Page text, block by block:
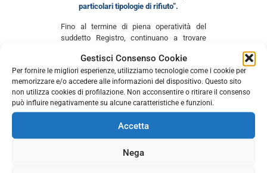
Gestisci Consenso Cookie
Per fornire le migliori esperienze, utilizziamo tecnologie come i cookie per
memorizzare e/o accedere alle informazioni del dispositivo. Questo sito
non utilizza cookies di profilazione. Non acconsentire o ritirare il consenso
può influire negativamente su alcune caratteristiche e funzioni.
Accetta
Nega
particolari tipologie di rifiuto”.
Fino al termine di piena operatività del
suddetto Registro, continuano a trovare
relativi alla gestione dei rifiuti antecedenti
alla disciplina SISTRI di cui agli artt. 188,
189, 190 e 193, D.Lgs. n. 152/2006, nel
testo previgente alle modifiche apportate
dal D.Lgs. n. 205/2010, ossia
dichiarazione ambientale (c.d. MUD) /
tenuta del registro di carico-scarico /
utilizzo dei formulari di trasporto, anche in